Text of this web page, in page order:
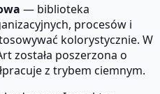
— biblioteka
procesów i
kolorystycznie. W
została poszerzona o
z trybem ciemnym.